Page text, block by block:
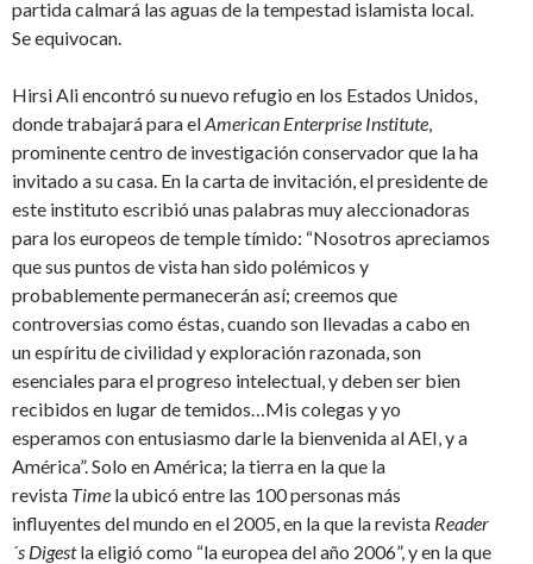
partida calmará las aguas de la tempestad islamista local.
Se equivocan.
Hirsi Ali encontró su nuevo refugio en los Estados Unidos,
donde trabajará para elAmerican Enterprise Institute
prominente centro de investigación conservador que la ha
invitado a su casa. En la carta de invitación, el presidente de
este instituto escribió unas palabras muy aleccionadoras
para los europeos de temple tímido: “Nosotros apreciamos
que sus puntos de vista han sido polémicos y
probablemente permanecerán así; creemos que
controversias como éstas, cuando son llevadas a cabo en
un espíritu de civilidad y exploración razonada, son
esenciales para el progreso intelectual, y deben ser bien
recibidos en lugar de temidos…Mis colegas y yo
esperamos con entusiasmo darle la bienvenida al AEI, y a
América”. Solo en América; la tierra en la que la
revista Time la ubicó entre las 100 personas más
influyentes del mundo en el 2005, en la que la revista Reader
´s Digestla eligió como “la europea del año 2006”, y en la que